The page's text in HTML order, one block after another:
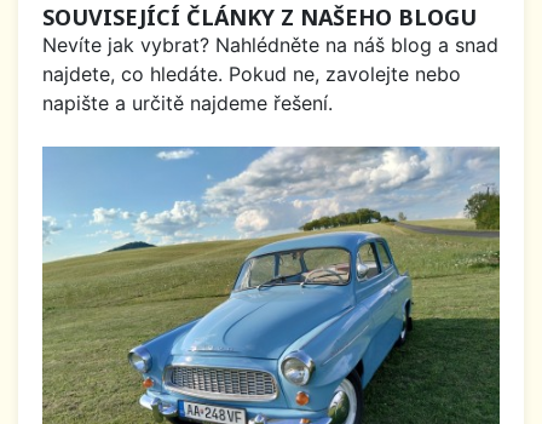
SOUVISEJÍCÍ ČLÁNKY Z NAŠEHO BLOGU
Nevíte jak vybrat? Nahlédněte na náš blog a snad
najdete, co hledáte. Pokud ne, zavolejte nebo
napište a určitě najdeme řešení.